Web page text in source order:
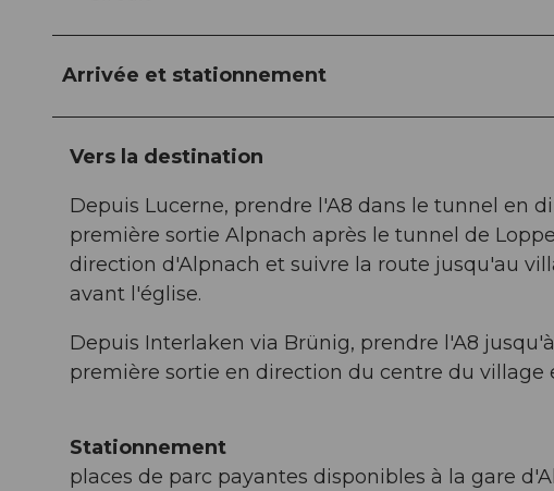
Arrivée et stationnement
Vers la destination
Depuis Lucerne, prendre l'A8 dans le tunnel en
première sortie Alpnach après le tunnel de
direction d'Alpnach et suivre la route jusqu'au
avant l'église.
Depuis Interlaken via Brünig, prendre l'A8
première sortie en direction du centre du village
Stationnement
places de parc payantes disponibles à la gare